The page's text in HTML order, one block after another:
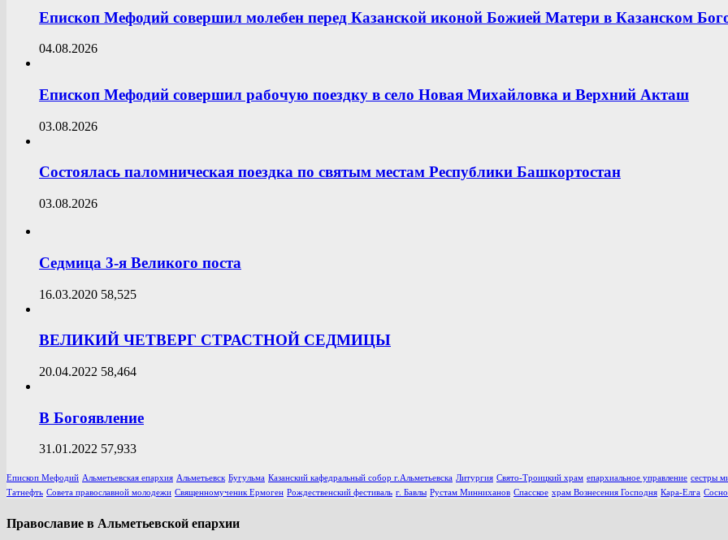
Епископ Мефодий совершил молебен перед Казанской иконой Божией Матери в Казанском
04.08.2026
Епископ Мефодий совершил рабочую поездку в село Новая Михайловка и Верхний Акташ
03.08.2026
Состоялась паломническая поездка по святым местам Республики Башкортостан
03.08.2026
Седмица 3-я Великого поста
16.03.2020 58,525
ВЕЛИКИЙ ЧЕТВЕРГ СТРАСТНОЙ СЕДМИЦЫ
20.04.2022 58,464
В Богоявление
31.01.2022 57,933
Епископ Мефодий Альметьевская епархия Альметьевск Бугульма Казанский кафедральный собор г.Альметьевска Литургия Свято-Троицкий храм епархиальное управление сестры
Татнефть Совета православной молодежи Священномученик Ермоген Рождественский фестиваль г. Бавлы Рустам Минниханов Спасское храм Вознесения Господня Кара-Елга
Православие в Альметьевской епархии